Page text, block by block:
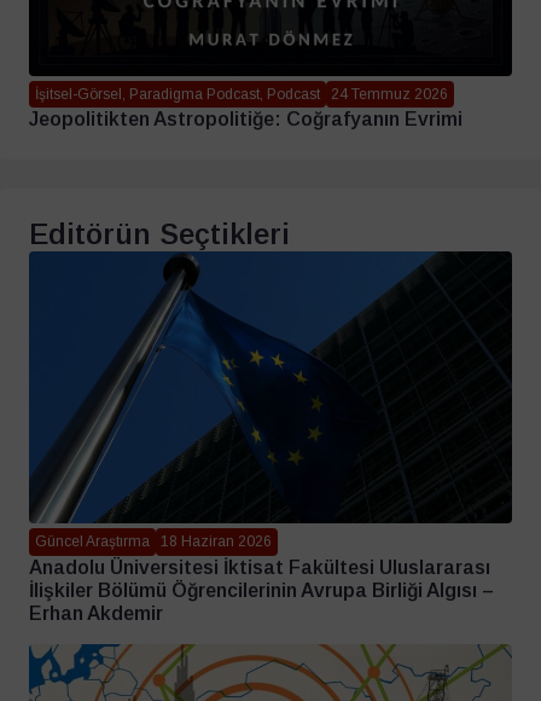
İşitsel-Görsel, Paradigma Podcast, Podcast 24 Temmuz 2026
Jeopolitikten Astropolitiğe: Coğrafyanın Evrimi
Editörün Seçtikleri
Güncel Araştırma 18 Haziran 2026
Anadolu Üniversitesi İktisat Fakültesi Uluslararası
İlişkiler Bölümü Öğrencilerinin Avrupa Birliği Algısı –
Erhan Akdemir